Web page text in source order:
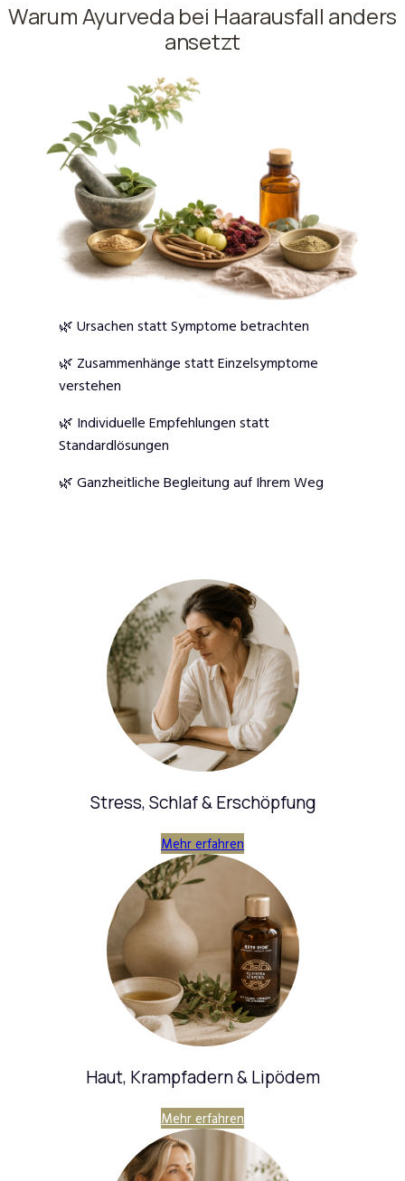
Warum Ayurveda bei Haarausfall anders
ansetzt
🌿 Ursachen statt Symptome betrachten
🌿 Zusammenhänge statt Einzelsymptome
verstehen
🌿 Individuelle Empfehlungen statt
Standardlösungen
🌿 Ganzheitliche Begleitung auf Ihrem Weg
Stress, Schlaf & Erschöpfung
Mehr erfahren
Haut, Krampfadern & Lipödem
Mehr erfahren